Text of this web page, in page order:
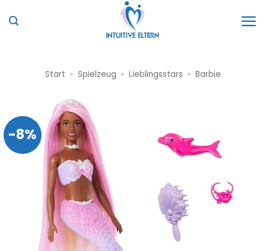
Inhalt
Start » Spielzeug » Lieblingsstars » Barbie
-8%